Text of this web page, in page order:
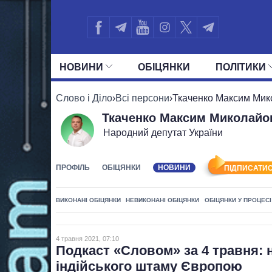
НОВИНИ ОБIЦЯНКИ ПОЛIТИКИ
УСІ ПОЛІТИКИ ПРЕЗИДЕНТ І
Слово і Діло›Всі персони›Ткаченко Максим
Ткаченко Максим
Народний депутат України
ПРОФІЛЬ ОБІЦЯНКИ НОВИНИ
ВИКОНАНІ ОБІЦЯНКИ НЕВИКОНАНІ ОБІЦЯНКИ ОБІЦЯНКИ У ПРОЦЕСІ
4 травня 2021, 07:10
Подкаст «Словом» за 4 травня:
індійського штаму Європою